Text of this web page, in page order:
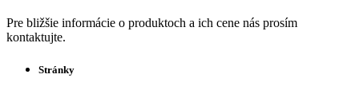
Pre bližšie informácie o produktoch a ich cene nás prosím
kontaktujte.
Stránky